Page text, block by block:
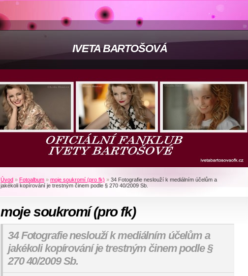
IVETA BARTOŠOVÁ
Úvod » Fotoalbum » moje soukromí (pro fk) » 34 Fotografie neslouží k mediálním účelům a
jakékoli kopírování je trestným činem podle § 270 40/2009 Sb.
moje soukromí (pro fk)
34 Fotografie neslouží k mediálním účelům a
jakékoli kopírování je trestným činem podle §
270 40/2009 Sb.